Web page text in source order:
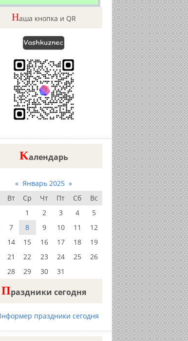
Наша кнопка и QR
Kалендарь
« Январь 2025 »
Вт Ср Чт Пт Сб
Вс
1
2 3 4
5
7 8 9 10 11
12
14 15 16 17 18
19
21 22 23 24 25
26
28 29 30 31
Праздники сегодня